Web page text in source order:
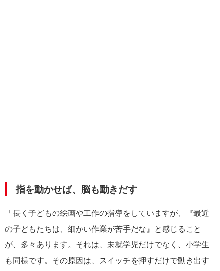
指を動かせば、脳も動きだす
「長く子どもの絵画や工作の指導をしていますが、『最近
の子どもたちは、細かい作業が苦手だな』と感じること
が、多々あります。それは、未就学児だけでなく、小学生
も同様です。その原因は、スイッチを押すだけで動き出す